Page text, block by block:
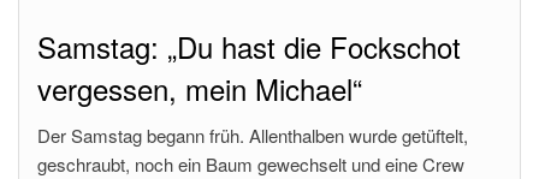
Samstag: „Du hast die Fockschot
vergessen, mein Michael“
Der Samstag begann früh. Allenthalben wurde getüftelt,
geschraubt, noch ein Baum gewechselt und eine Crew